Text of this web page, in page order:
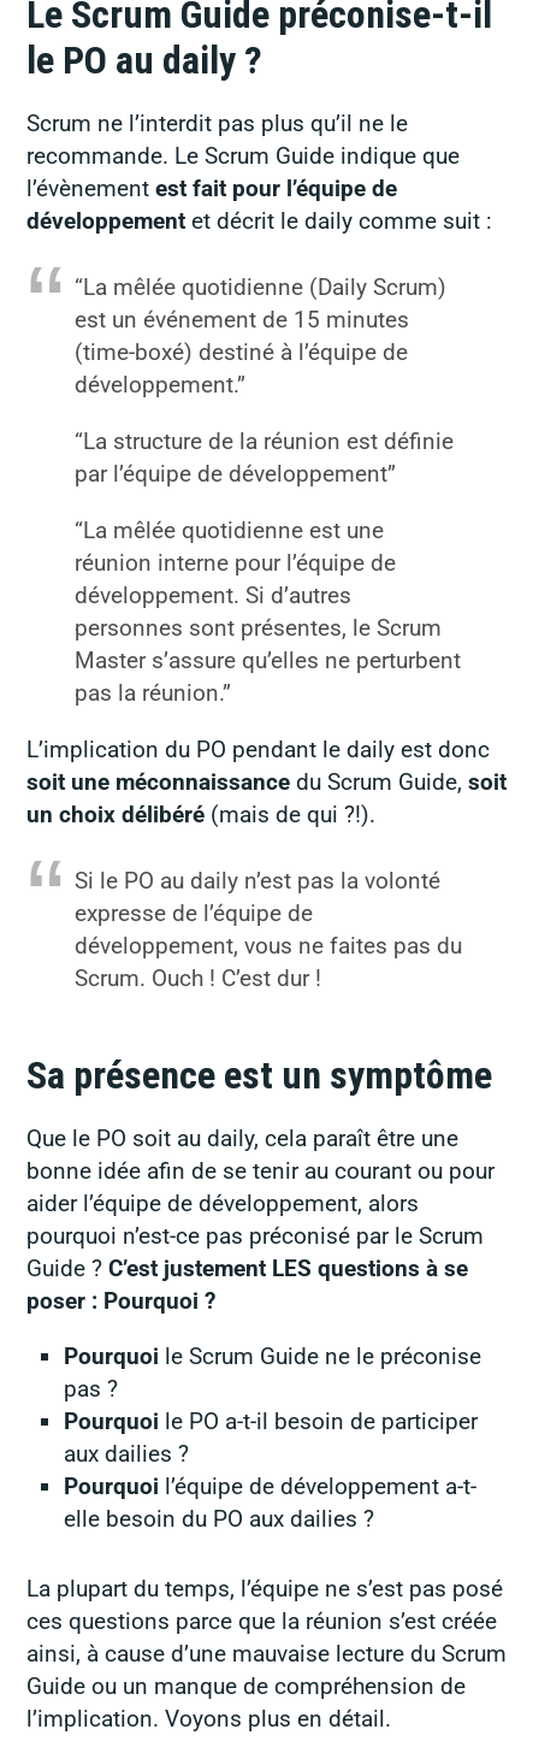
Le Scrum Guide préconise-t-il
le PO au daily ?
Scrum ne l’interdit pas plus qu’il ne le
recommande. Le Scrum Guide indique que
l’évènementest fait pour l’équipe de
développement et décrit le daily comme suit :
“La mêlée quotidienne (Daily Scrum)
est un événement de 15 minutes
(time-boxé) destiné à l’équipe de
développement.”
“La structure de la réunion est définie
par l’équipe de développement”
“La mêlée quotidienne est une
réunion interne pour l’équipe de
développement. Si d’autres
personnes sont présentes, le Scrum
Master s’assure qu’elles ne perturbent
pas la réunion.”
L’implication du PO pendant le daily est donc
soit une méconnaissance du Scrum Guide,soit
un choix délibéré (mais de qui ?!).
Si le PO au daily n’est pas la volonté
expresse de l’équipe de
développement, vous ne faites pas du
Scrum. Ouch ! C’est dur !
Sa présence est un symptôme
Que le PO soit au daily, cela paraît être une
bonne idée afin de se tenir au courant ou pour
aider l’équipe de développement, alors
pourquoi n’est-ce pas préconisé par le Scrum
Guide ?C’est justement LES questions à se
poser : Pourquoi ?
Pourquoi le Scrum Guide ne le préconise
pas ?
Pourquoi le PO a-t-il besoin de participer
aux dailies ?
Pourquoi l’équipe de développement a-t-
elle besoin du PO aux dailies ?
La plupart du temps, l’équipe ne s’est pas posé
ces questions parce que la réunion s’est créée
ainsi, à cause d’une mauvaise lecture du Scrum
Guide ou un manque de compréhension de
l’implication. Voyons plus en détail.